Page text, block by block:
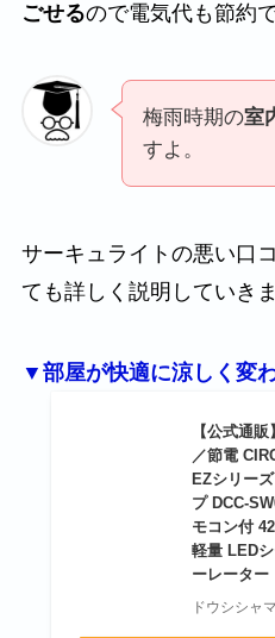
ごせるので電気代も節約
梅雨時期の室
すよ。
サーキュライトの悪い口
ても詳しく説明していきま
▼部屋が快適に涼しく変
【公式通
／節電
EZシリー
プ DCC-
モコン付
軽量 LED
ーレーター
ドウシシャ